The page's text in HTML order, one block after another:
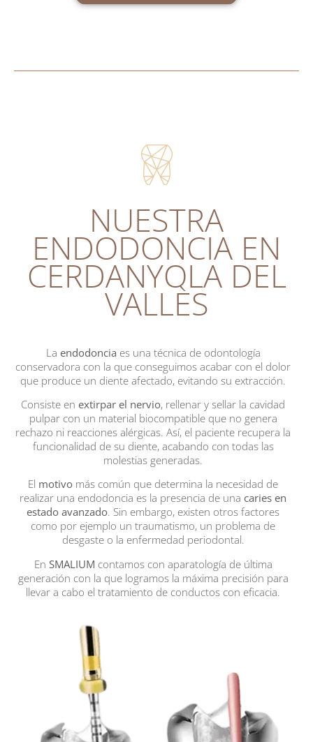
NUESTRA
ENDODONCIA EN
CERDANYOLA DEL
VALLÈS
La endodoncia es una técnica de odontología
conservadora con la que conseguimos acabar con el dolor
que produce un diente afectado, evitando su extracción.
Consiste en extirpar el nervio, rellenar y sellar la cavidad
pulpar con un material biocompatible que no genera
rechazo ni reacciones alérgicas. Así, el paciente recupera la
funcionalidad de su diente, acabando con todas las
molestias generadas.
El motivo más común que determina la necesidad de
realizar una endodoncia es la presencia de una caries en
estado avanzado. Sin embargo, existen otros factores
como por ejemplo un traumatismo, un problema de
desgaste o la enfermedad periodontal.
En SMALIUM contamos con aparatología de última
generación con la que logramos la máxima precisión para
llevar a cabo el tratamiento de conductos con eficacia.